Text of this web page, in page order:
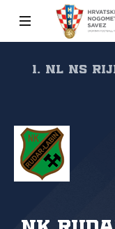
1. NL NS